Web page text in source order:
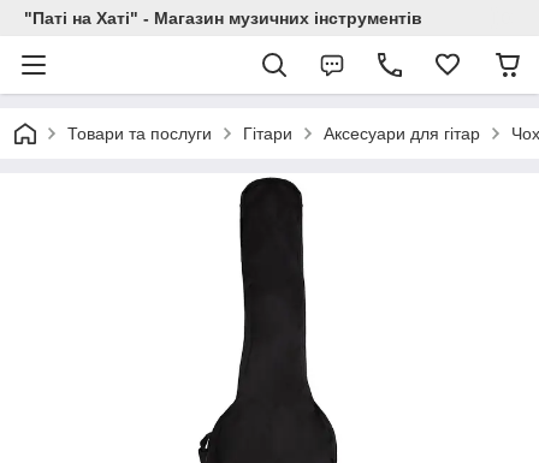
"Паті на Хаті" - Магазин музичних інструментів
Товари та послуги Гітари Аксесуари для гітар